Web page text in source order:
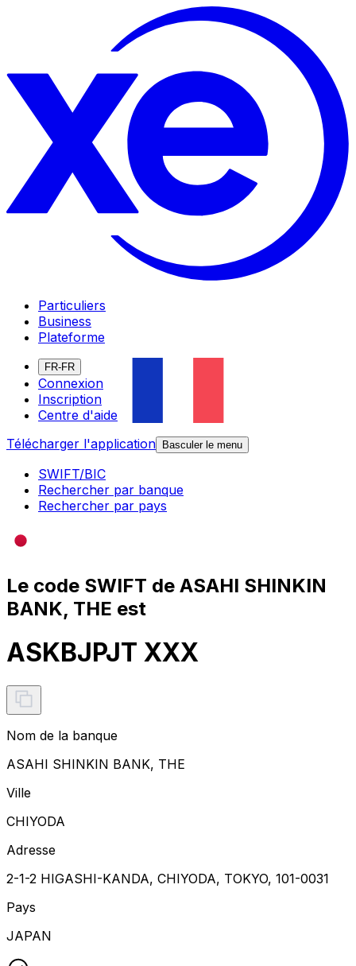
Particuliers
Business
Plateforme
FR-FR
Connexion
Inscription
Centre d'aide
Télécharger l'application
Basculer le menu
SWIFT/BIC
Rechercher par banque
Rechercher par pays
Le code SWIFT de ASAHI SHINKIN
BANK, THE est
ASKBJPJT XXX
Nom de la banque
ASAHI SHINKIN BANK, THE
Ville
CHIYODA
Adresse
2-1-2 HIGASHI-KANDA, CHIYODA, TOKYO, 101-0031
Pays
JAPAN